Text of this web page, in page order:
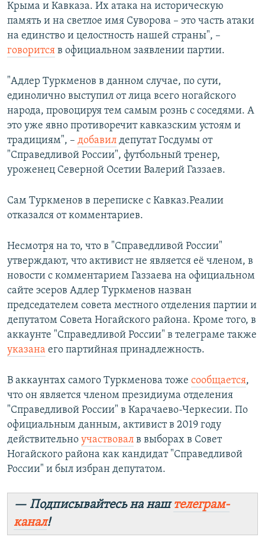
Крыма и Кавказа. Их атака на историческую
память и на светлое имя Суворова – это часть атаки
на единство и целостность нашей страны", –
говорится в официальном заявлении партии.
"Адлер Туркменов в данном случае, по сути,
единолично выступил от лица всего ногайского
народа, провоцируя тем самым рознь с соседями. А
это уже явно противоречит кавказским устоям и
традициям", – добавил депутат Госдумы от
"Справедливой России", футбольный тренер,
уроженец Северной Осетии Валерий Газзаев.
Сам Туркменов в переписке с Кавказ.Реалии
отказался от комментариев.
Несмотря на то, что в "Справедливой России"
утверждают, что активист не является её членом, в
новости с комментарием Газзаева на официальном
сайте эсеров Адлер Туркменов назван
председателем совета местного отделения партии и
депутатом Совета Ногайского района. Кроме того, в
аккаунте "Справедливой России" в телеграме также
указана его партийная принадлежность.
В аккаунтах самого Туркменова тоже сообщается,
что он является членом президиума отделения
"Справедливой России" в Карачаево-Черкесии. По
официальным данным, активист в 2019 году
действительно участвовал в выборах в Совет
Ногайского района как кандидат "Справедливой
России" и был избран депутатом.
— Подписывайтесь на наштелеграм-
канал!